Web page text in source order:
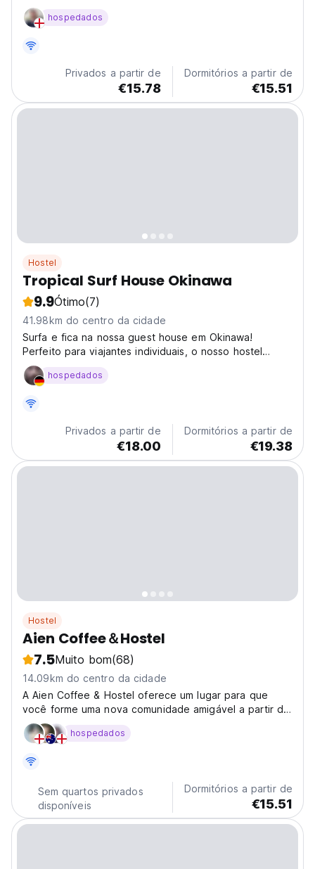
Naha. Você pode acessar facilmente a rua internacional
Kokusai e desfrutar de compras e comida gourmet ao
hospedados
Privados a partir de
€15.78
Dormitórios a partir de
€15.51
Hostel
Tropical Surf House Okinawa
9.9Ótimo(7)
41.98km do centro da cidade
Surfa e fica na nossa guest house em Okinawa!
Perfeito para viajantes individuais, o nosso hostel
social na ilha oferece aulas de surf, aluguer e quartos
tatami acolhedores perto da praia. (Auto-translated
hospedados
Privados a partir de
€18.00
Dormitórios a partir de
€19.38
Hostel
Aien Coffee＆Hostel
7.5Muito bom(68)
14.09km do centro da cidade
A Aien Coffee & Hostel oferece um lugar para que
você forme uma nova comunidade amigável a partir de
uma xícara de café.
hospedados
Sem quartos privados
disponíveis
Dormitórios a partir de
€15.51